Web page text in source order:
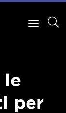
le
per